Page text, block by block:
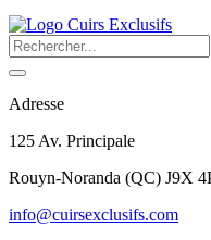
Adresse
125 Av. Principale
Rouyn-Noranda (QC) J9X
info@cuirsexclusifs.com